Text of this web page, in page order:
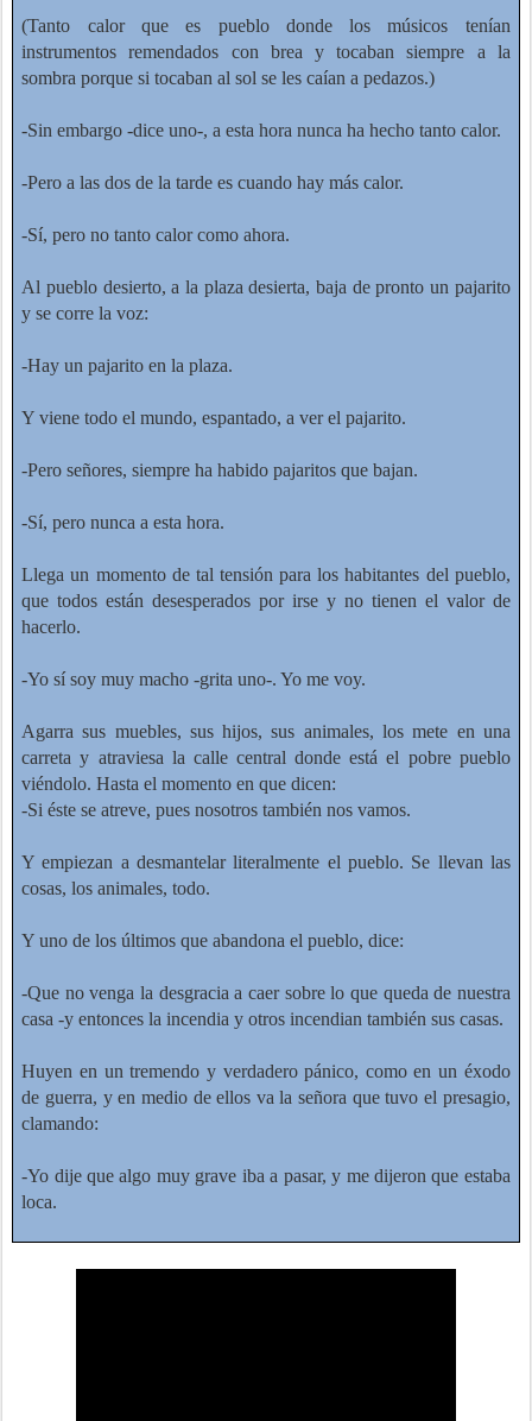
(Tanto calor que es pueblo donde los músicos tenían
instrumentos remendados con brea y tocaban siempre a la
sombra porque si tocaban al sol se les caían a pedazos.)
-Sin embargo -dice uno-, a esta hora nunca ha hecho tanto calor.
-Pero a las dos de la tarde es cuando hay más calor.
-Sí, pero no tanto calor como ahora.
Al pueblo desierto, a la plaza desierta, baja de pronto un pajarito
y se corre la voz:
-Hay un pajarito en la plaza.
Y viene todo el mundo, espantado, a ver el pajarito.
-Pero señores, siempre ha habido pajaritos que bajan.
-Sí, pero nunca a esta hora.
Llega un momento de tal tensión para los habitantes del pueblo,
que todos están desesperados por irse y no tienen el valor de
hacerlo.
-Yo sí soy muy macho -grita uno-. Yo me voy.
Agarra sus muebles, sus hijos, sus animales, los mete en una
carreta y atraviesa la calle central donde está el pobre pueblo
viéndolo. Hasta el momento en que dicen:
-Si éste se atreve, pues nosotros también nos vamos.
Y empiezan a desmantelar literalmente el pueblo. Se llevan las
cosas, los animales, todo.
Y uno de los últimos que abandona el pueblo, dice:
-Que no venga la desgracia a caer sobre lo que queda de nuestra
casa -y entonces la incendia y otros incendian también sus casas.
Huyen en un tremendo y verdadero pánico, como en un éxodo
de guerra, y en medio de ellos va la señora que tuvo el presagio,
clamando:
-Yo dije que algo muy grave iba a pasar, y me dijeron que estaba
loca.